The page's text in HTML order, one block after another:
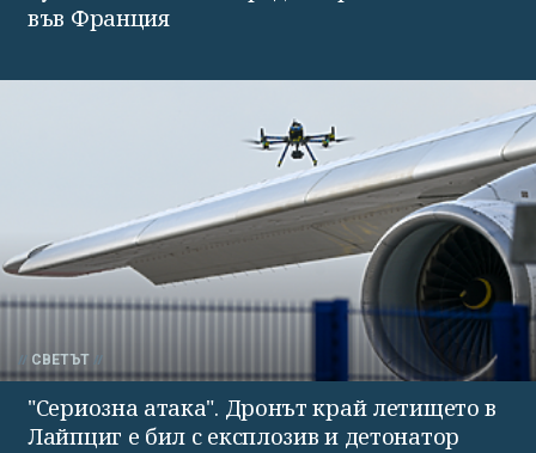
във Франция
СВЕТЪТ
"Сериозна атака". Дронът край летището в
Лайпциг е бил с експлозив и детонатор